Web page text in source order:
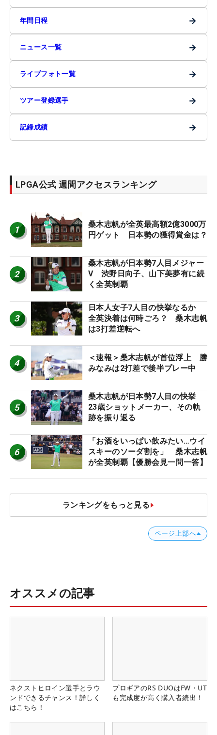
年間日程 →
ニュース一覧 →
ライブフォト一覧 →
ツアー登録選手 →
記録成績 →
LPGA公式 週間アクセスランキング
1
桑木志帆が全英最高額2億3000万
円ゲット 日本勢の獲得賞金は？
2
桑木志帆が日本勢7人目メジャー
V 渋野日向子、山下美夢有に続
く全英制覇
3
日本人女子7人目の快挙なるか
全英決着は何時ごろ？ 桑木志帆
は3打差逆転へ
4
＜速報＞桑木志帆が首位浮上 勝
みなみは2打差で後半プレー中
5
桑木志帆が日本勢7人目の快挙
23歳ショットメーカー、その軌
跡を振り返る
6
「お酒をいっぱい飲みたい…ウイ
スキーのソーダ割を」 桑木志帆
が全英制覇【優勝会見一問一答】
ランキングをもっと見る
ページ上部へ
オススメの記事
ネクストヒロイン選手とラウ
ンドできるチャンス！詳しく
はこちら！
プロギアのRS DUOはFW・UT
も完成度が高く購入者続出！